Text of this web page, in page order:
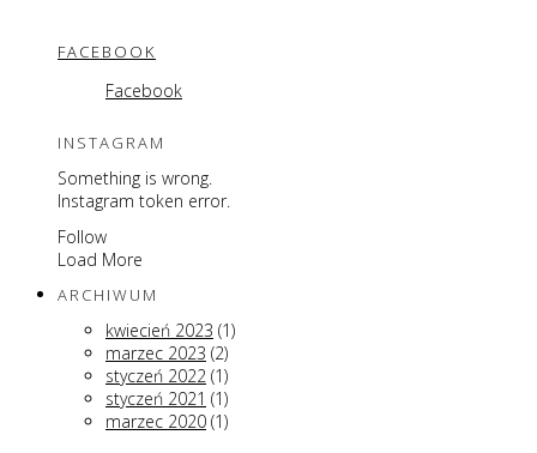
FACEBOOK
Facebook
INSTAGRAM
Something is wrong.
Instagram token error.
Follow
Load More
ARCHIWUM
kwiecień 2023 (1)
marzec 2023 (2)
styczeń 2022 (1)
styczeń 2021 (1)
marzec 2020 (1)